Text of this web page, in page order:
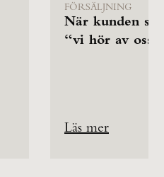
FÖRSÄLJNING
När kunden
“vi hör av oss”
Läs mer